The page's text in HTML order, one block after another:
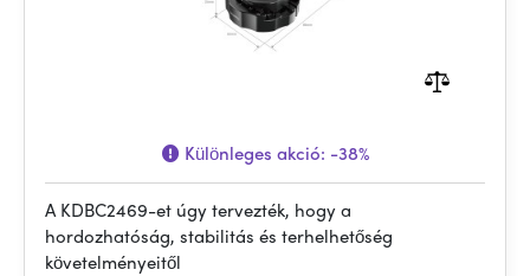
Különleges akció: -38%
A KDBC2469-et úgy tervezték, hogy a
hordozhatóság, stabilitás és terhelhetőség
követelményeitől